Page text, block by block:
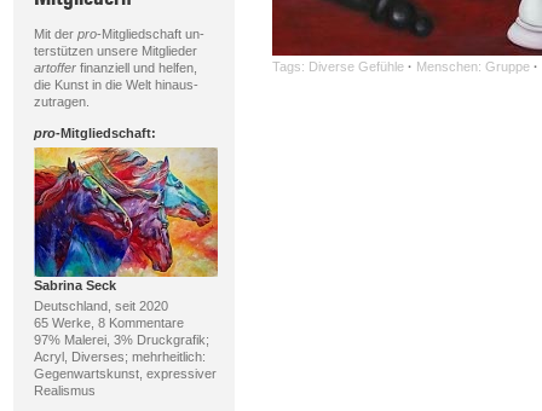
Mit der pro-Mitgliedschaft un-
terstützen unsere Mitglieder
artofferfinanziell und helfen,
die Kunst in die Welt hinaus-
zutragen.
pro-Mitgliedschaft:
Sabrina Seck
Deutschland, seit 2020
65 Werke, 8 Kommentare
97% Malerei, 3% Druckgrafik;
Acryl, Diverses; mehrheitlich:
Gegenwartskunst, expressiver
Realismus
Tags: Diverse Gefühle · Menschen: Gruppe ·